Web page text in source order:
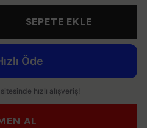
SEPETE EKLE
AL